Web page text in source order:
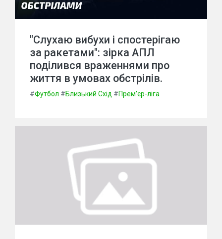
"Слухаю вибухи і спостерігаю
за ракетами": зірка АПЛ
поділився враженнями про
життя в умовах обстрілів.
#Футбол #Близький Схід #Прем'єр-ліга